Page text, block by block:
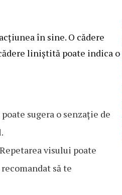
în sine. O cădere
liniștită poate indica o
sugera o senzație de
Repetarea visului poate
să te